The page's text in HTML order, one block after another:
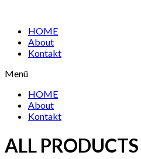
HOME
About
Kontakt
Menü
HOME
About
Kontakt
ALL PRODUCTS